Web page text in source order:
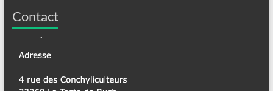
Contact